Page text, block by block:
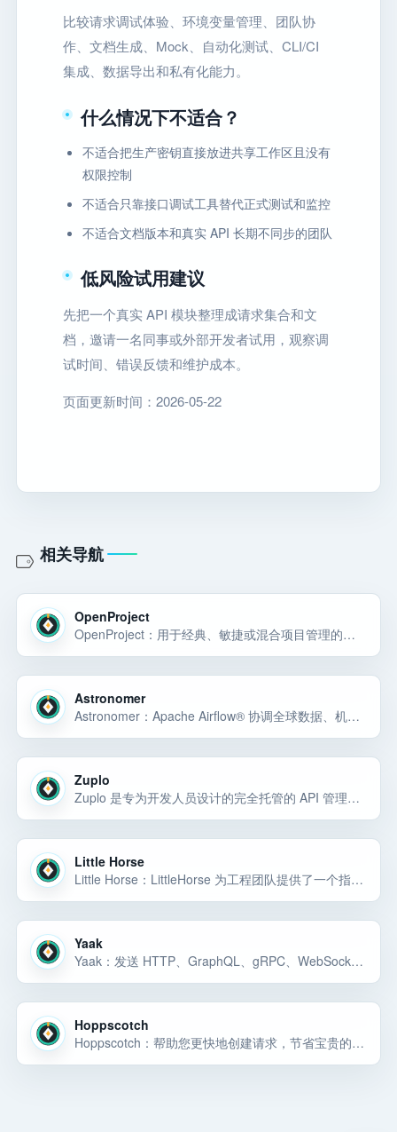
比较请求调试体验、环境变量管理、团队协
作、文档生成、Mock、自动化测试、CLI/CI
集成、数据导出和私有化能力。
什么情况下不适合？
不适合把生产密钥直接放进共享工作区且没有
权限控制
不适合只靠接口调试工具替代正式测试和监控
不适合文档版本和真实 API 长期不同步的团队
低风险试用建议
先把一个真实 API 模块整理成请求集合和文
档，邀请一名同事或外部开发者试用，观察调
试时间、错误反馈和维护成本。
页面更新时间：2026-05-22
相关导航
OpenProject
OpenProject：用于经典、敏捷或混合项目管理的开源项目管理软件：任务管理✓甘特图✓看板✓团队协作✓时间和成本报告✓
Astronomer
Astronomer：Apache Airflow® 协调全球数据、机器学习和人工智能管道。 Astro 是大规模构建、运行和观察它们的方式。
Zuplo
Zuplo 是专为开发人员设计的完全托管的 API 管理。添加速率限制、身份验证等，尽快提交给 git。
Little Horse
Little Horse：LittleHorse 为工程团队提供了一个指挥中心，用于持久的工作流程、微服务编排以及使用业务即代码构建的事件驱动系统。
Yaak
Yaak：发送 HTTP、GraphQL、gRPC、WebSocket 和 SSE 请求。无需帐户即可离线工作，纯文件 Git 同步以及为代理构建的 CLI
Hoppscotch
Hoppscotch：帮助您更快地创建请求，节省宝贵的开发时间。